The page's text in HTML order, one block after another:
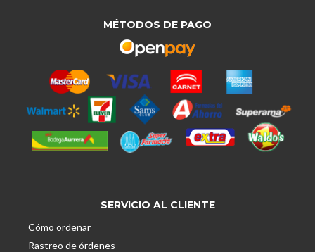
MÉTODOS DE PAGO
SERVICIO AL CLIENTE
Cómo ordenar
Rastreo de órdenes